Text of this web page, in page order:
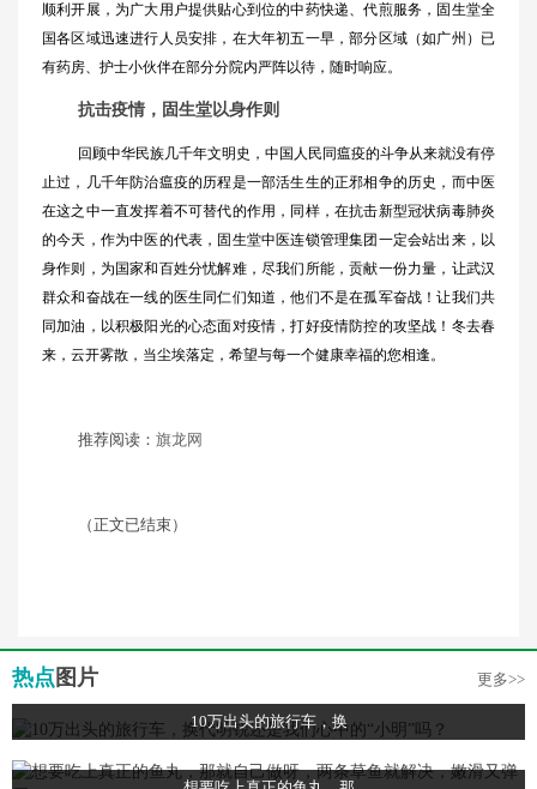
顺利开展，为广大用户提供贴心到位的中药快递、代煎服务，固生堂全
国各区域迅速进行人员安排，在大年初五一早，部分区域（如广州）已
有药房、护士小伙伴在部分分院内严阵以待，随时响应。
抗击疫情，固生堂以身作则
回顾中华民族几千年文明史，中国人民同瘟疫的斗争从来就没有停
止过，几千年防治瘟疫的历程是一部活生生的正邪相争的历史，而中医
在这之中一直发挥着不可替代的作用，同样，在抗击新型冠状病毒肺炎
的今天，作为中医的代表，固生堂中医连锁管理集团一定会站出来，以
身作则，为国家和百姓分忧解难，尽我们所能，贡献一份力量，让武汉
群众和奋战在一线的医生同仁们知道，他们不是在孤军奋战！让我们共
同加油，以积极阳光的心态面对疫情，打好疫情防控的攻坚战！冬去春
来，云开雾散，当尘埃落定，希望与每一个健康幸福的您相逢。
推荐阅读： 旗龙网
（正文已结束）
热点 图片 更多>>
10万出头的旅行车，换